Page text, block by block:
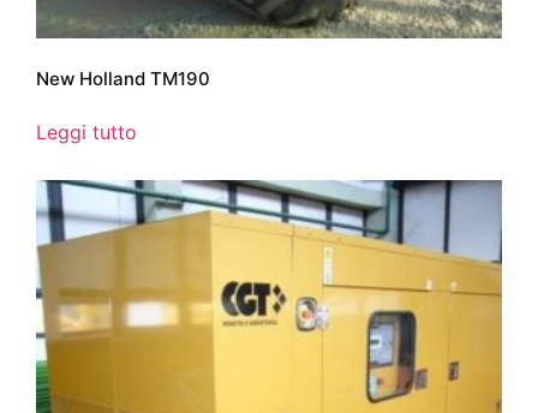
New Holland TM190
Leggi tutto